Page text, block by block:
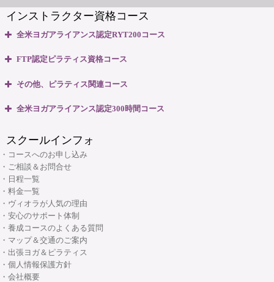
無料体験説明会
マップ＆交通のご案内
大阪府大阪市中央区本町3丁目4番10号 本町野村ビルB1F
(大阪市・本町)
大阪府大阪市中央区安土町3丁目2番4号 JUST本町ビル5F
TEL: 06-6926-8422
インストラクター資格コース
全米ヨガアライアンス認定RYT200コース
・全米ヨガアライアンス認定 RYT200資格取得コース
FTP認定ピラティス資格コース
・ピラティスベーシック インストラクター資格コース
・リフォーマーLevel2 インストラクター資格コース
・Tower インストラクター資格コース
・Basic Chair インストラクター資格コース
・ブラッシュアップセミナー
・リフォーマーブラッシュアップセミナー
その他、ピラティス関連コース
・ピラティスパーソナル指導者資格コース
・産後ピラティス インストラクターコース
・シニアピラティス インストラクターコース
・ピラティス解剖学インストラクター資格コース
・ピラティス解剖学【足部編】インストラクター資格コース
・骨盤底筋群機能改善インストラクター資格コース
・ピラティス プロップスコース
・ピラティスリング指導者養成コース
全米ヨガアライアンス認定300時間コース
・キッズヨガ インストラクターコース
・産後ヨガ インストラクターコース
・シニアヨガ インストラクターコース
・アシュタンガヨガ イマージョンコース
・呼吸と瞑想コース
・リストラティブメソッド養成コース
・ヨーガ哲学コース
・リンパマッサージコース
スクールインフォ
・コースへのお申し込み
・ご相談＆お問合せ
・日程一覧
・料金一覧
・ヴィオラが人気の理由
・安心のサポート体制
・養成コースのよくある質問
・マップ＆交通のご案内
・出張ヨガ＆ピラティス
・個人情報保護方針
・会社概要